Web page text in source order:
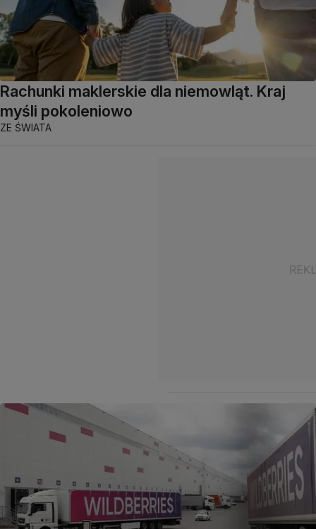
Rachunki maklerskie dla niemowląt. Kraj
myśli pokoleniowo
ZE ŚWIATA